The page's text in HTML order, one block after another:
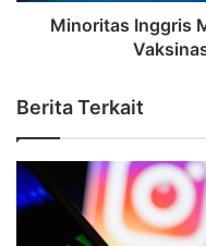
Minoritas Inggris
Berita Terkait